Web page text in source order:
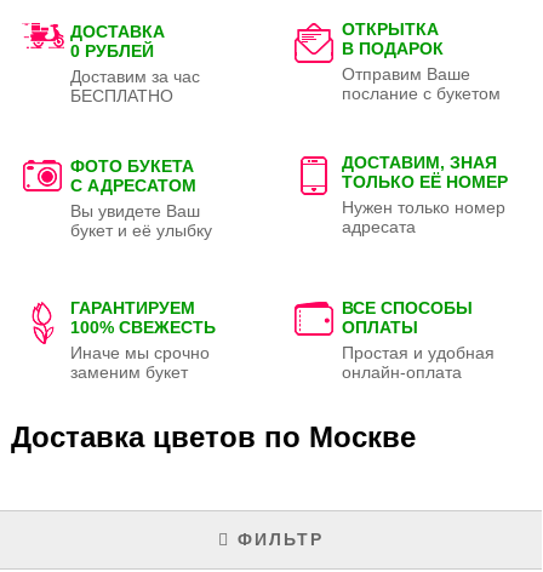
ДОСТАВКА
0 РУБЛЕЙ
Доставим за час
БЕСПЛАТНО
ОТКРЫТКА
В ПОДАРОК
Отправим Ваше
послание с букетом
ФОТО БУКЕТА
С АДРЕСАТОМ
Вы увидете Ваш
букет и её улыбку
ДОСТАВИМ, ЗНАЯ
ТОЛЬКО ЕЁ НОМЕР
Нужен только номер
адресата
ГАРАНТИРУЕМ
100% СВЕЖЕСТЬ
Иначе мы срочно
заменим букет
ВСЕ СПОСОБЫ
ОПЛАТЫ
Простая и удобная
онлайн-оплата
Доставка цветов по Москве
ФИЛЬТР